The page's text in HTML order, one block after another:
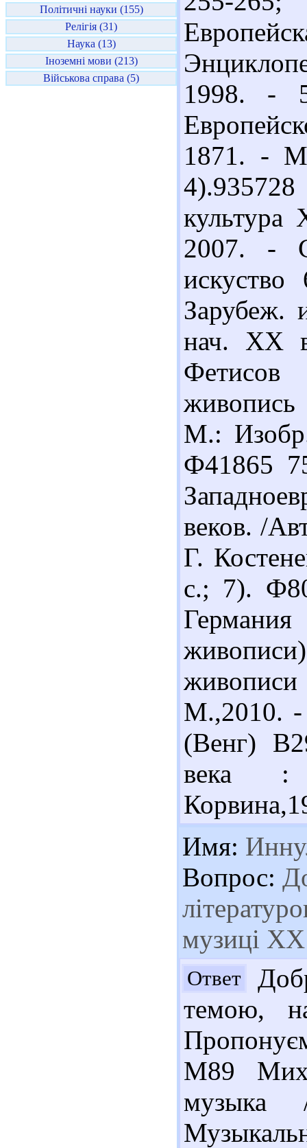
Політичні науки (155)
Релігія (31)
Наука (13)
Іноземні мови (213)
Військова справа (5)
1998. -
1871. -
2007. -
Зарубеж.
нач. ХХ
Фетисов
М.:
Ф41865
веков. /
Г.
с.; 7).
М.,2010. -
(Венг)
века :
Имя:
Вопрос:
музиці ХХ
Ответ
темою,
М89